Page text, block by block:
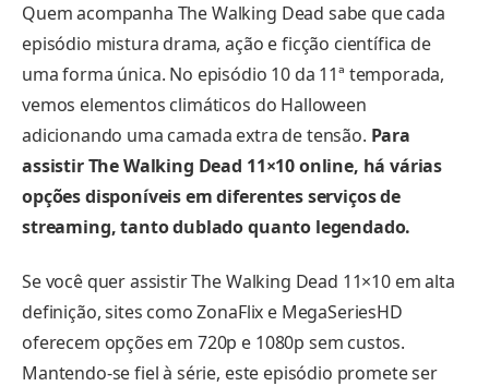
Quem acompanha The Walking Dead sabe que cada
episódio mistura drama, ação e ficção científica de
uma forma única. No episódio 10 da 11ª temporada,
vemos elementos climáticos do Halloween
adicionando uma camada extra de tensão. Para
assistir The Walking Dead 11×10 online, há várias
opções disponíveis em diferentes serviços de
streaming, tanto dublado quanto legendado.
Se você quer assistir The Walking Dead 11×10 em alta
definição, sites como ZonaFlix e MegaSeriesHD
oferecem opções em 720p e 1080p sem custos.
Mantendo-se fiel à série, este episódio promete ser